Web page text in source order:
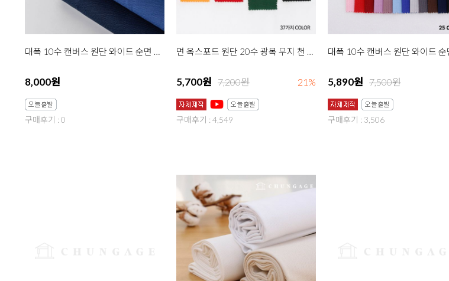
대폭 10수 캔버스 원단 와이드 순면 무지 포지 블루 3종 한마
8,000원
구매후기 : 0
면 옥스포드 원단 20수 광목 무지 천 대폭 데일리무지 37종 한마
5,700원 7,200원 21%
구매후기 : 4,549
5,890원 7,500원
구매후기 : 3,506